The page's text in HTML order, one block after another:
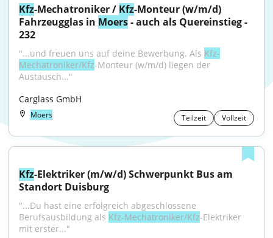
Kfz-Mechatroniker / Kfz-Monteur (w/m/d)
Fahrzeugglas in Moers - auch als Quereinstieg -
232
"...und freuen uns auf deine Bewerbung. Als Kfz-
Mechatroniker/Kfz-Monteur (w/m/d) liegen der
Austausch..."
Carglass GmbH
Moers Teilzeit Vollzeit
Kfz-Elektriker (m/w/d) Schwerpunkt Bus am
Standort Duisburg
"...Du hast eine erfolgreich abgeschlossene
Berufsausbildung als Kfz-Mechatroniker/Kfz-Elektriker
mit erster..."